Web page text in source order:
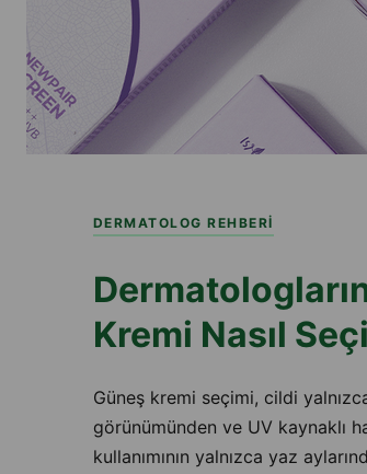
DERMATOLOG REHBERİ
Kremi Nasıl
Güneş kremi seçimi, cildi
görünümünden ve UV kaynaklı
kullanımının yalnızca yaz